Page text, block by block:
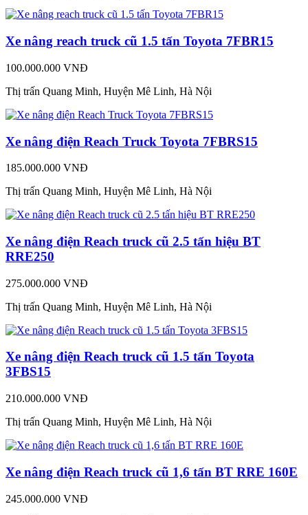
Xe nâng reach truck cũ 1.5 tấn Toyota 7FBR15
100.000.000 VNĐ
Thị trấn Quang Minh, Huyện Mê Linh, Hà Nội
Xe nâng điện Reach Truck Toyota 7FBRS15
185.000.000 VNĐ
Thị trấn Quang Minh, Huyện Mê Linh, Hà Nội
Xe nâng điện Reach truck cũ 2.5 tấn hiệu BT
RRE250
275.000.000 VNĐ
Thị trấn Quang Minh, Huyện Mê Linh, Hà Nội
Xe nâng điện Reach truck cũ 1.5 tấn Toyota
3FBS15
210.000.000 VNĐ
Thị trấn Quang Minh, Huyện Mê Linh, Hà Nội
Xe nâng điện Reach truck cũ 1,6 tấn BT RRE 160E
245.000.000 VNĐ